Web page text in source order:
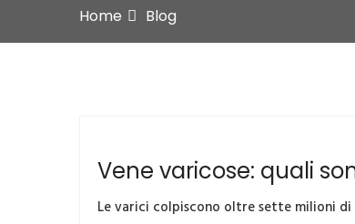
Home Blog
Vene varicose: quali
Le varici colpiscono oltre sette milioni